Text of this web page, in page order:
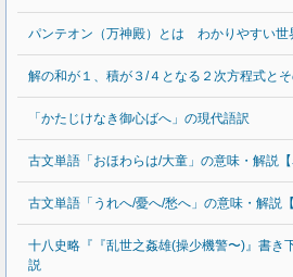
パンテオン（万神殿）とは わかりやすい世
解の和が１、積が３/４となる２次方程式と
「かたじけなき御心ばへ」の現代語訳
古文単語「おほわらは/大童」の意味・解説【
古文単語「うれへ/憂へ/愁へ」の意味・解説【
十八史略『『乱世之姦雄(操少機警〜)』書き
説